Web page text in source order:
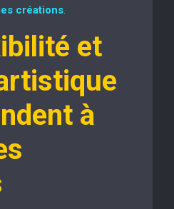
créations.
et
à